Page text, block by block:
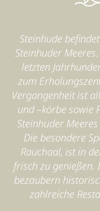
Steinhude
Steinhuder
letzten
zum
Vergangenheit ist
und –körbe sowie
Steinhuder
Die besondere
Rauchaal, ist in
frisch zu genießen.
bezaubern
zahlreiche